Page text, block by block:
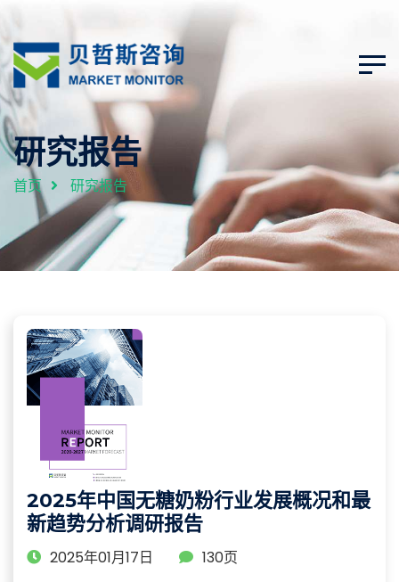
研究报告
首页 研究报告
2025年中国无糖奶粉行业发展概况和最
新趋势分析调研报告
2025年01月17日
130页